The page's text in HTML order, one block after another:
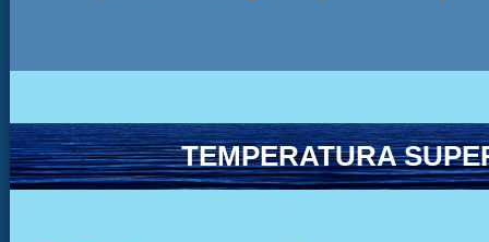
TEMPERATURA